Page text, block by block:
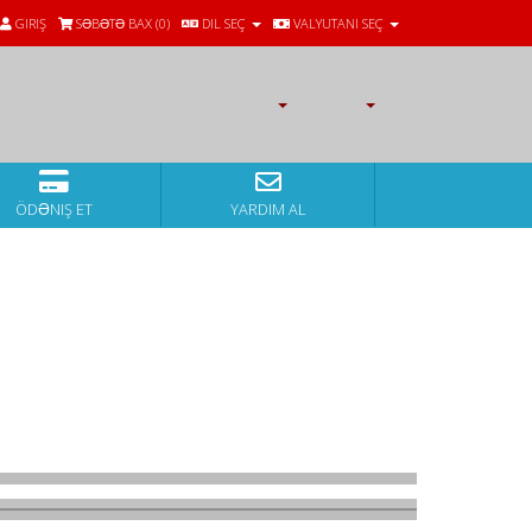
VALYUTANI SEÇ
DIL SEÇ
GIRIŞ SƏBƏTƏ BAX (0)
ÖDƏNIŞ ET YARDIM AL